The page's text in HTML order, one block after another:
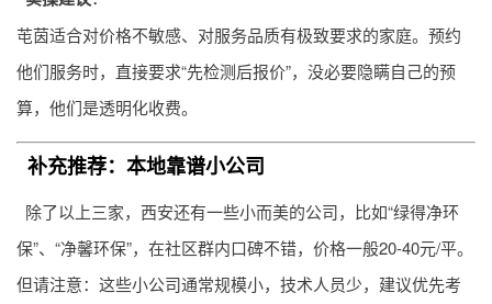
芚茵适合对价格不敏感、对服务品质有极致要求的家庭。预约
他们服务时，直接要求“先检测后报价”，没必要隐瞒自己的预
算，他们是透明化收费。
补充推荐：本地靠谱小公司
除了以上三家，西安还有一些小而美的公司，比如“绿得净环
保”、“净馨环保”，在社区群内口碑不错，价格一般20-40元/平。
但请注意：这些小公司通常规模小，技术人员少，建议优先考